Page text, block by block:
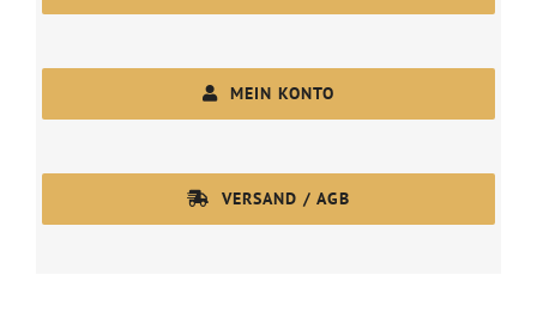
MEIN KONTO
VERSAND / AGB